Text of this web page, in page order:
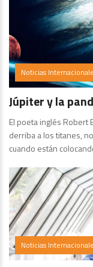
Noticias
Júpiter y la
El poeta inglés Robert
derriba a los titanes,
cuando están
Noticias